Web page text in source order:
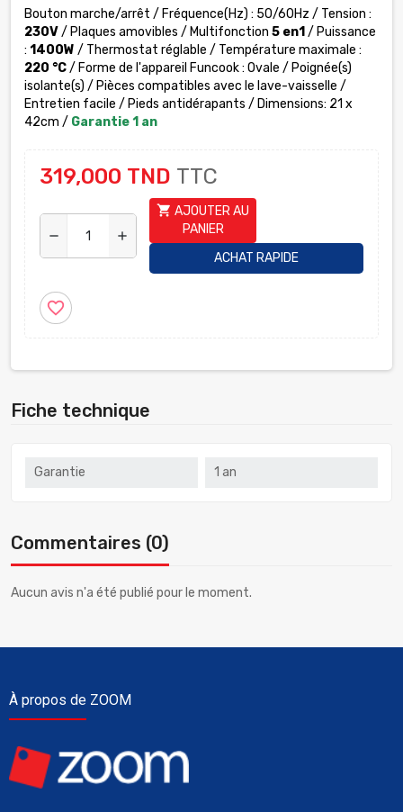
Bouton marche/arrêt / Fréquence(Hz) : 50/60Hz / Tension :
230V/ Plaques amovibles / Multifonction 5 en1 / Puissance
: 1400W / Thermostat réglable / Température maximale :
220 °C/ Forme de l'appareil Funcook : Ovale / Poignée(s)
isolante(s) / Pièces compatibles avec le lave-vaisselle /
Entretien facile / Pieds antidérapants / Dimensions: 21 x
42cm / Garantie 1 an
319,000 TND TTC
remove add
shopping_cart AJOUTER AU
PANIER
ACHAT RAPIDE
favorite_border
Fiche technique
Garantie 1 an
Commentaires (0)
Aucun avis n'a été publié pour le moment.
À propos de ZOOM